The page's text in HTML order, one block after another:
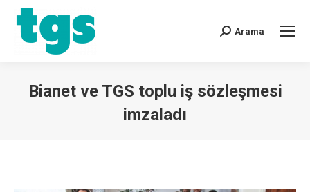
Arama
Bianet ve TGS toplu iş sözleşmesi
imzaladı